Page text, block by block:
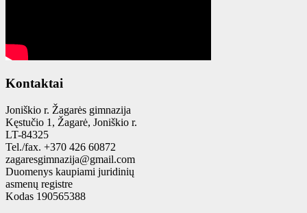
Kontaktai
Joniškio r. Žagarės gimnazija
Kęstučio 1, Žagarė, Joniškio r.
LT-84325
Tel./fax. +370 426 60872
zagaresgimnazija@gmail.com
Duomenys kaupiami juridinių
asmenų registre
Kodas 190565388